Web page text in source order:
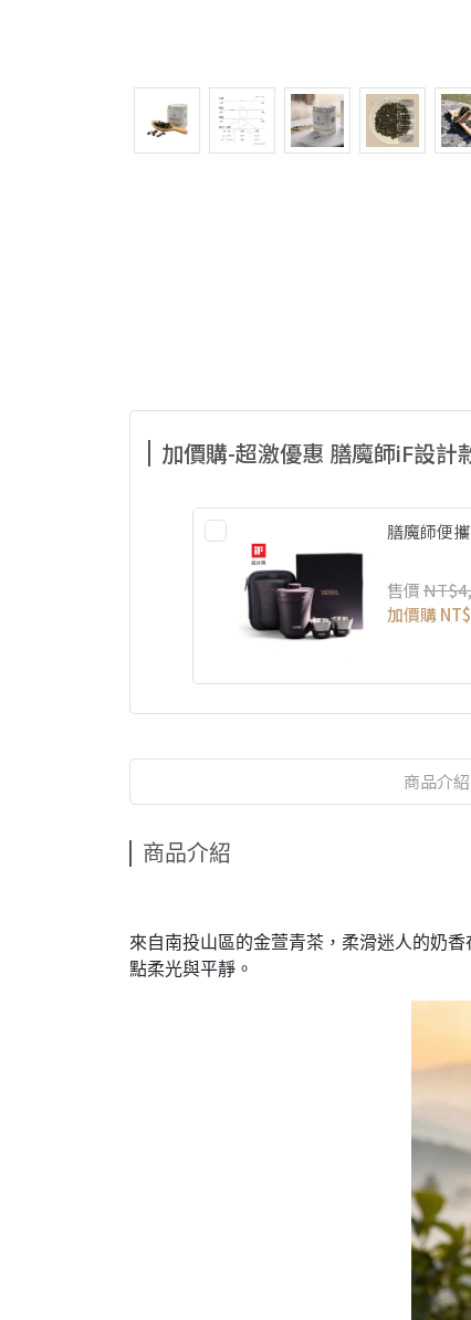
加價購-超激優惠 膳魔師iF設計
膳魔師便
售價
加價購
商品介紹
商品介紹
來自南投山區的金萱青茶，柔滑迷人的奶
點柔光與平靜。